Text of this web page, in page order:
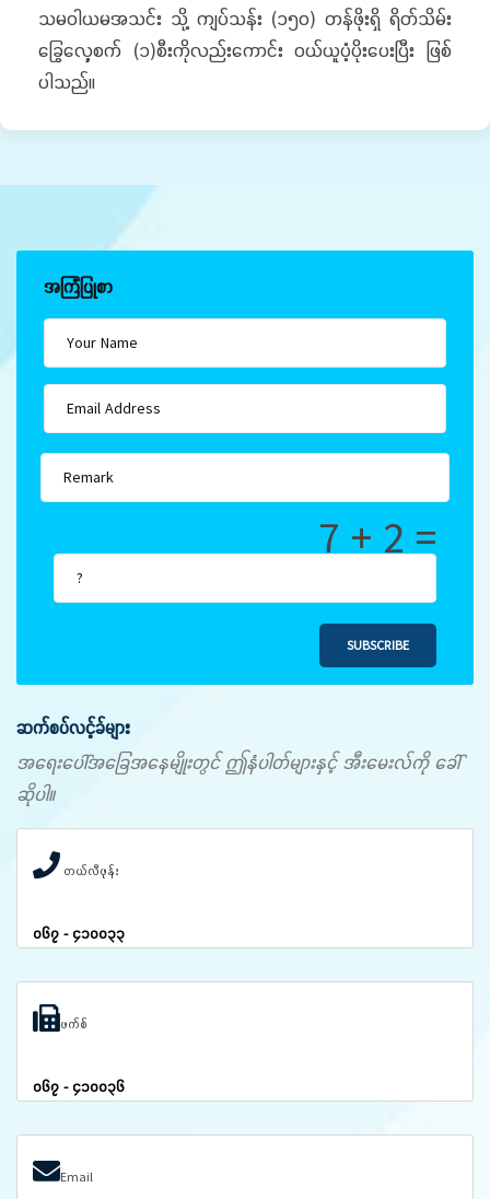
သမဝါယမအသင်း သို့ ကျပ်သန်း (၁၅၀) တန်ဖိုးရှိ ရိတ်သိမ်း
ခြွေလှေ့စက် (၁)စီးကိုလည်းကောင်း ဝယ်ယူပံ့ပိုးပေးပြီး ဖြစ်
ပါသည်။
အကြံပြုစာ
7 + 2 =
SUBSCRIBE
ဆက်စပ်လင့်ခ်များ
အရေးပေါ်အခြေအနေမျိုးတွင် ဤနံပါတ်များနှင့် အီးမေးလ်ကို ခေါ်
ဆိုပါ။
တယ်လီဖုန်း
၀၆၇ - ၄၁၀၀၃၃
ဖက်စ်
၀၆၇ - ၄၁၀၀၃၆
Email